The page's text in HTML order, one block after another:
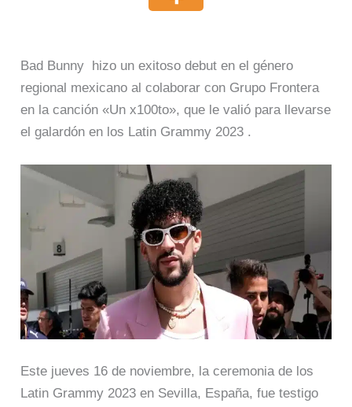
Bad Bunny hizo un exitoso debut en el género
regional mexicano al colaborar con Grupo Frontera
en la canción «Un x100to», que le valió para llevarse
el galardón en los Latin Grammy 2023 .
Este jueves 16 de noviembre, la ceremonia de los
Latin Grammy 2023 en Sevilla, España, fue testigo